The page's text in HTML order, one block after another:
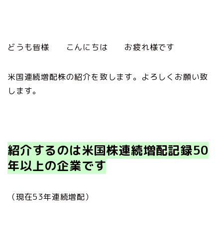
どうも皆様 こんにちは お疲れ様です
米国連続増配株の紹介を致します。よろしくお願い致
します。
紹介するのは米国株連続増配記録50
年以上の企業です
（現在53年連続増配）